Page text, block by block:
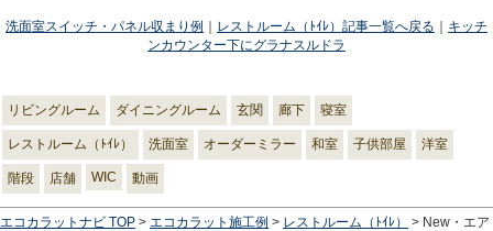
洗面室スイッチ・パネル収まり例 ｜ レストルーム（ﾄｲﾚ）記事一覧へ戻る ｜ キッチ
ンカウンター下にグラナスルドラ
リビングルーム ダイニングルーム 玄関 廊下 寝室
レストルーム（ﾄｲﾚ） 洗面室 オーダーミラー 和室 子供部屋 洋室
階段 店舗 WIC 動画
エコカラットナビ TOP > エコカラット施工例 > レストルーム（ﾄｲﾚ）
> New・エア